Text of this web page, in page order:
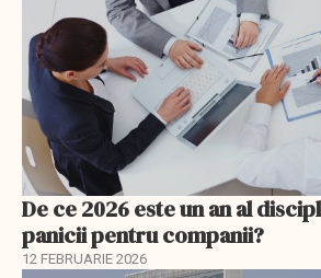
De ce 2026 este un an al
panicii pentru companii?
12 FEBRUARIE 2026